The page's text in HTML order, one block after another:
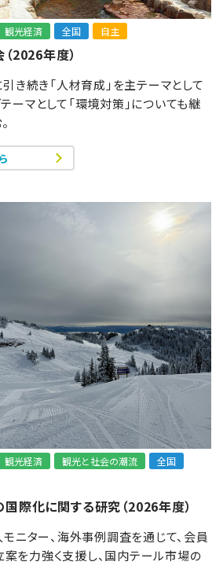
観光経済 全国 自主
2026年度）
き続き「人材育成」を主テーマとして
ーマとして「環境対策」についても継
観光経済 観光と社会の潮流
全国
際化に関する研究（2026年度）
ニター、海外事例調査を通じて、会員
を力強く支援し、国内テール市場の